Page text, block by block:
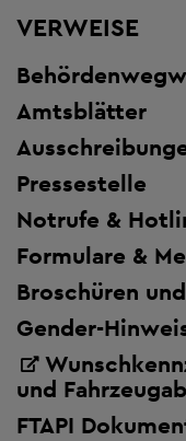
VERWEISE
Amtsblätter
Pressestelle
Notrufe &
Formulare &
Broschüren
Gender-
und
FTAPI